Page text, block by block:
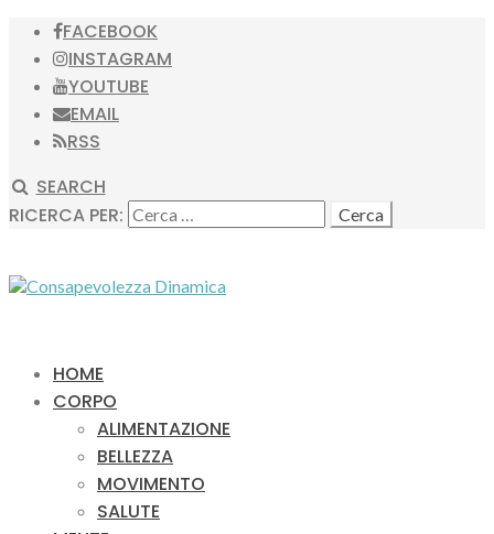
FACEBOOK
INSTAGRAM
YOUTUBE
EMAIL
RSS
SEARCH
RICERCA PER:
HOME
CORPO
ALIMENTAZIONE
BELLEZZA
MOVIMENTO
SALUTE